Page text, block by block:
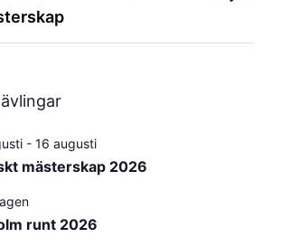
- 16 augusti
mästerskap 2026
runt 2026